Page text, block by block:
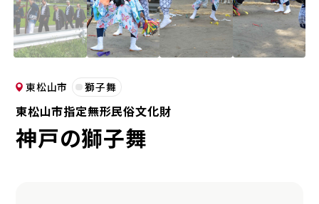
東松山市 獅子舞
東松山市指定無形民俗文化財
神戸の獅子舞